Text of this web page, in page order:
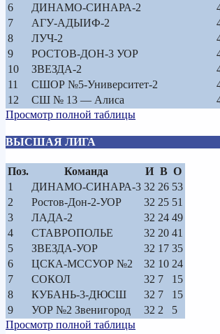
6
ДИНАМО-СИНАРА-2
7
АГУ-АДЫИФ-2
8
ЛУЧ-2
9
РОСТОВ-ДОН-3 УОР
10
ЗВЕЗДА-2
11
СШОР №5-Университет-2
12
СШ № 13 — Алиса
Просмотр полной таблицы
ВЫСШАЯ ЛИГА
Поз. Команда И В О
1
ДИНАМО-СИНАРА-3 32 26 53
2
Ростов-Дон-2-УОР 32 25 51
3
ЛАДА-2 32 24 49
4
СТАВРОПОЛЬЕ 32 20 41
5
ЗВЕЗДА-УОР 32 17 35
6
ЦСКА-МССУОР №2 32 10 24
7
СОКОЛ 32 7
15
8
КУБАНЬ-3-ДЮСШ 32 7
15
9
УОР №2 Звенигород 32 2
5
Просмотр полной таблицы